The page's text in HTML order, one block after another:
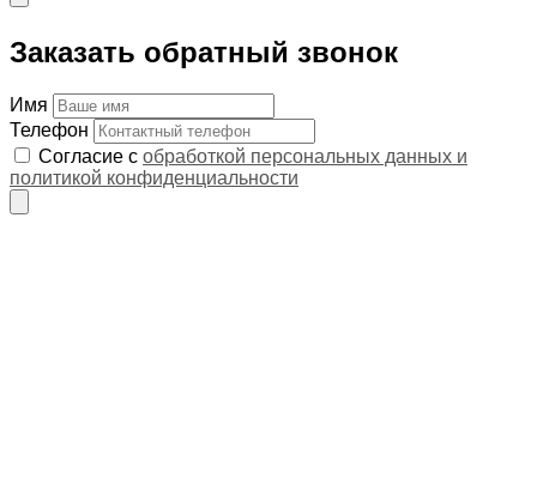
Заказать обратный звонок
Имя
Телефон
Согласие с обработкой персональных данных и
политикой конфиденциальности